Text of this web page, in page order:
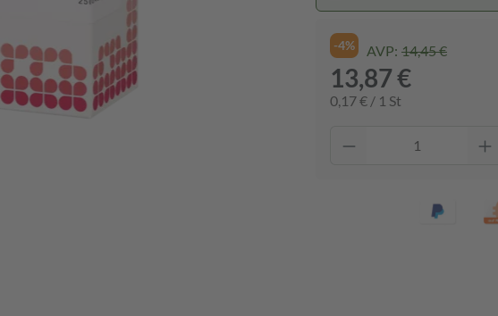
-4% AVP: 14,45 €
13,87 €
0,17 € / 1 St